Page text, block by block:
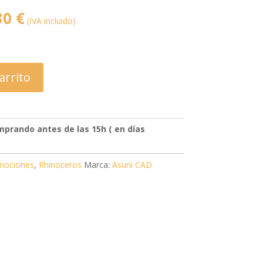
€.
€El
precio
es:
157,30 €.
(IVA incluido)
antes de las 15h ( en días
, Rhinoceros Marca: Asuni CAD